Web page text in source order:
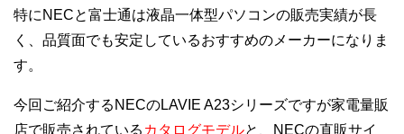
特にNECと富士通は液晶一体型パソコンの販売実績が長
く、品質面でも安定しているおすすめのメーカーになりま
す。
今回ご紹介するNECのLAVIE A23シリーズですが家電量販
店で販売されている カタログモデルと、NECの直販サイ